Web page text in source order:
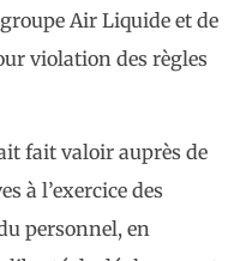
Air Liquide et de
violation des règles
fait valoir auprès de
à l’exercice des
personnel, en